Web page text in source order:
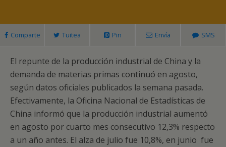
Comparte Tuitea Pin Envía SMS
El repunte de la producción industrial de China y la
demanda de materias primas continuó en agosto,
según datos oficiales publicados la semana pasada.
Efectivamente, la Oficina Nacional de Estadísticas de
China informó que la producción industrial aumentó
en agosto por cuarto mes consecutivo 12,3% respecto
a un año antes. El alza de julio fue 10,8%, en junio fue